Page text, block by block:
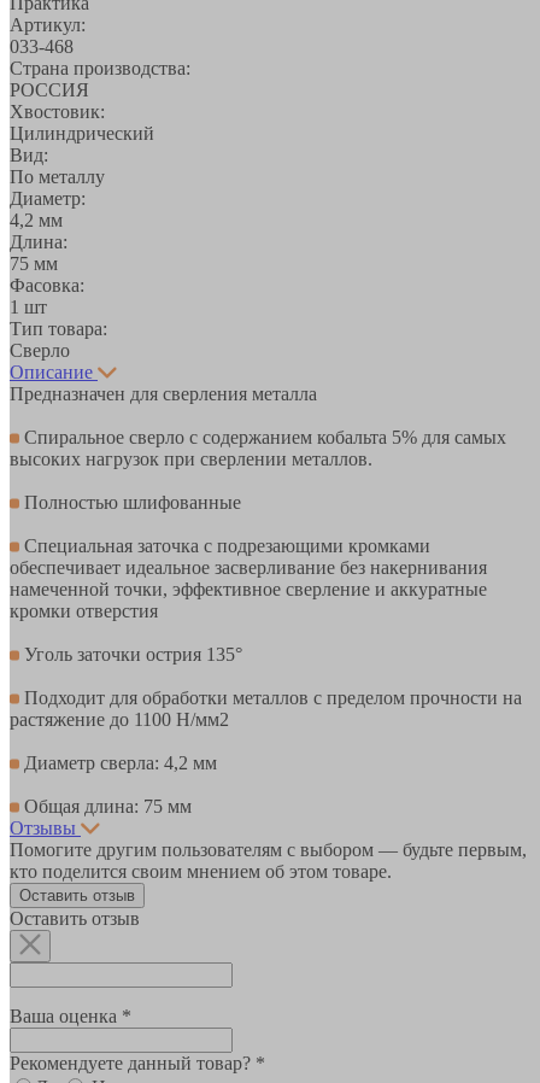
Артикул:
033-468
Страна производства:
РОССИЯ
Хвостовик:
Цилиндрический
Вид:
По металлу
Диаметр:
4,2 мм
Длина:
75 мм
Фасовка:
1 шт
Тип товара:
Сверло
Описание
Предназначен для сверления металла
Спиральное сверло с содержанием кобальта 5% для самых
высоких нагрузок при сверлении металлов.
Полностью шлифованные
Специальная заточка с подрезающими кромками
обеспечивает идеальное засверливание без накернивания
намеченной точки, эффективное сверление и аккуратные
кромки отверстия
Уголь заточки острия 135°
Подходит для обработки металлов с пределом прочности на
растяжение до 1100 Н/мм2
Диаметр сверла: 4,2 мм
Общая длина: 75 мм
Отзывы
Помогите другим пользователям с выбором — будьте первым,
кто поделится своим мнением об этом товаре.
Оставить отзыв
Оставить отзыв
Ваша оценка *
Рекомендуете данный товар? *